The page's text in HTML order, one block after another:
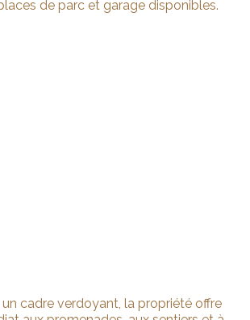
de parc et garage disponibles.
cadre verdoyant, la propriété offre